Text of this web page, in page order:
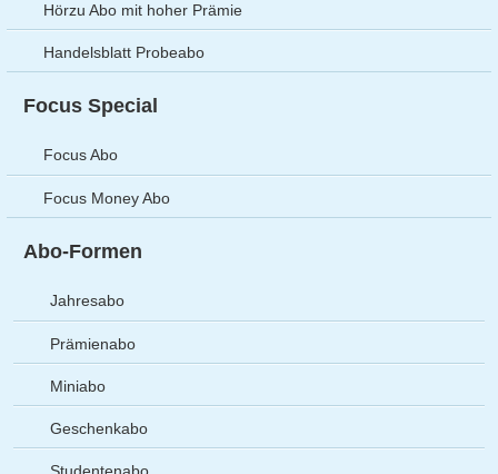
Hörzu Abo mit hoher Prämie
Handelsblatt Probeabo
Focus Special
Focus Abo
Focus Money Abo
Abo-Formen
Jahresabo
Prämienabo
Miniabo
Geschenkabo